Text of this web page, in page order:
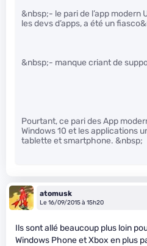
&nbsp;- le pari de l’app modern
les devs d’apps, a été un
&nbsp;- manque criant de
Pourtant, ce pari des App
Windows 10 et les applications
tablette et smartphone. &nbsp;
atomusk
Le 16/09/2015 à 15h20
Ils sont allé beaucoup plus loin
Windows Phone et Xbox en plus